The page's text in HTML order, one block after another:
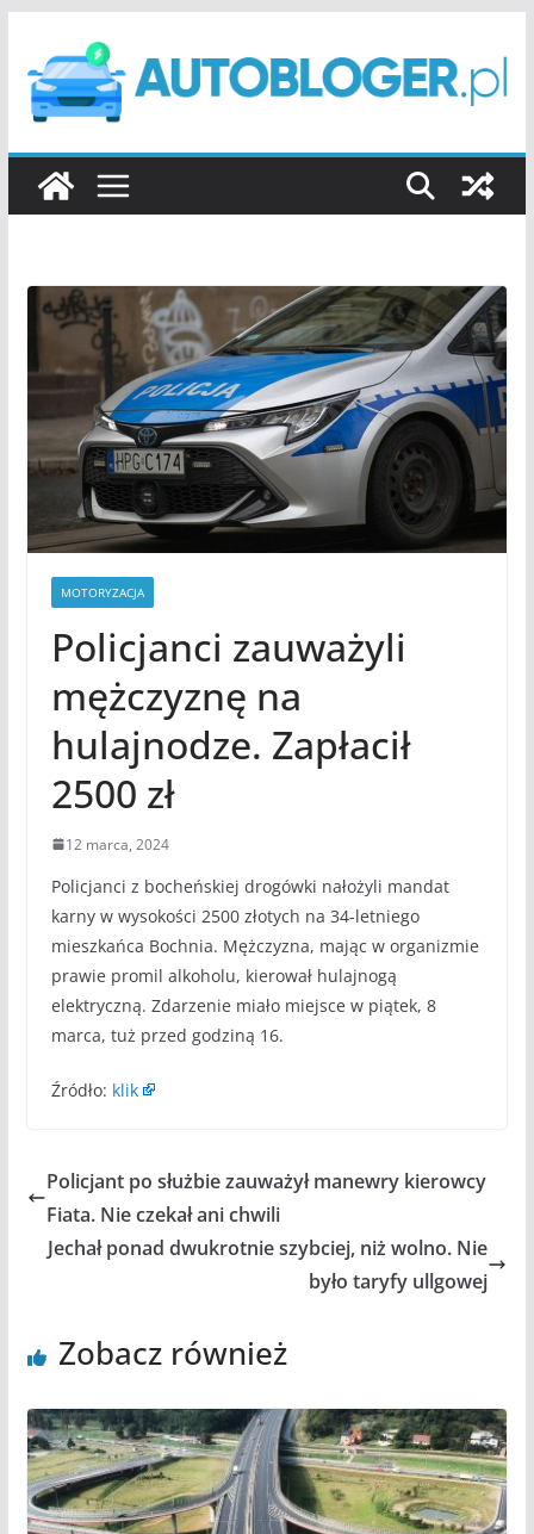
treści
MOTORYZACJA
Policjanci zauważyli
mężczyznę na
hulajnodze. Zapłacił
2500 zł
12 marca, 2024
Policjanci z bocheńskiej drogówki nałożyli mandat
karny w wysokości 2500 złotych na 34-letniego
mieszkańca Bochnia. Mężczyzna, mając w organizmie
prawie promil alkoholu, kierował hulajnogą
elektryczną. Zdarzenie miało miejsce w piątek, 8
marca, tuż przed godziną 16.
Źródło: klik
Policjant po służbie zauważył manewry kierowcy
Fiata. Nie czekał ani chwili
Jechał ponad dwukrotnie szybciej, niż wolno. Nie
było taryfy ullgowej
Zobacz również